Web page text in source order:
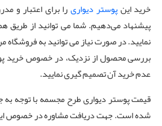
خرید اینپوستر دیواریرا برای اعتبار
پیشنهاد می‌دهیم. شما می توانید از طریق
نمایید. در صورت نیاز می توانید به فروشگاه
بررسی محصول از نزدیک، در خصوص خرید
عدم خرید آن تصمیم گیری نمایید.
قیمت پوستر دیواری طرح مجسمه با توجه
شده است. جهت دریافت مشاوره در خصوص